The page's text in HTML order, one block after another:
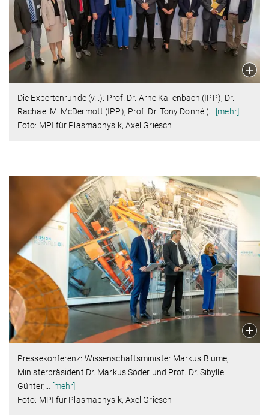
Die Expertenrunde (v.l.): Prof. Dr. Arne Kallenbach (IPP), Dr.
Rachael M. McDermott (IPP), Prof. Dr. Tony Donné (… [mehr]
Foto: MPI für Plasmaphysik, Axel Griesch
Pressekonferenz: Wissenschaftsminister Markus Blume,
Ministerpräsident Dr. Markus Söder und Prof. Dr. Sibylle
Günter,
[mehr]
Foto: MPI für Plasmaphysik, Axel Griesch